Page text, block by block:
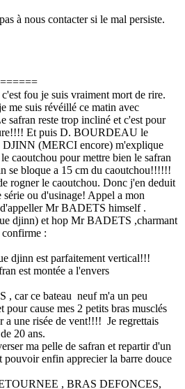
à nous contacter si le mal persiste.
fou je suis vraiment mort de rire.
me suis révéillé ce matin avec
safran reste trop incliné et c'est pour
Et puis D. BOURDEAU le
(MERCI encore) m'explique
caoutchou pour mettre bien le safran
se bloque a 15 cm du caoutchou!!!!!!
rogner le caoutchou. Donc j'en deduit
série ou d'usinage! Appel a mon
Mr BADETS himself .
djinn) et hop Mr BADETS ,charmant
:
djinn est parfaitement vertical!!!
est montée a l'envers
car ce bateau neuf m'a un peu
pour cause mes 2 petits bras musclés
a une risée de vent!!!! Je regrettais
20 ans.
ma pelle de safran et repartir d'un
pouvoir enfin apprecier la barre douce
, BRAS DEFONCES,